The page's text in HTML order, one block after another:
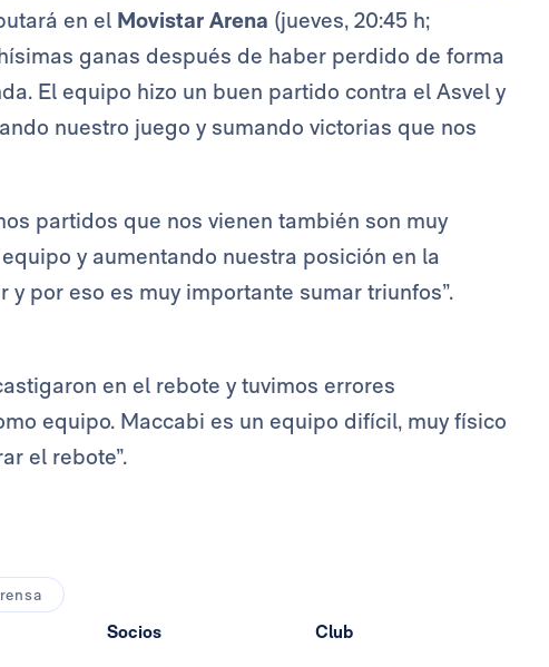
en el Movistar Arena (jueves, 20:45 h;
ganas después de haber perdido de forma
El equipo hizo un buen partido contra el Asvel y
nuestro juego y sumando victorias que nos
partidos que nos vienen también son muy
y aumentando nuestra posición en la
por eso es muy importante sumar triunfos”.
en el rebote y tuvimos errores
equipo. Maccabi es un equipo difícil, muy físico
el rebote”.
Socios Club